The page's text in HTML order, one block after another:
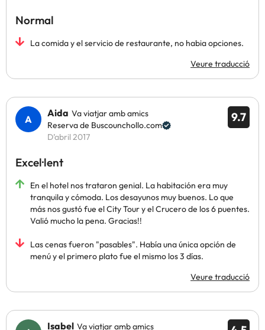
Normal
La comida y el servicio de restaurante, no habia opciones.
Veure traducció
9.7
Aida Va viatjar amb amics
Reserva de Buscounchollo.com
D’abril 2017
Excel·lent
En el hotel nos trataron genial. La habitación era muy
tranquila y cómoda. Los desayunos muy buenos. Lo que
más nos gustó fue el City Tour y el Crucero de los 6 puentes.
Valió mucho la pena. Gracias!!
Las cenas fueron "pasables". Había una única opción de
menú y el primero plato fue el mismo los 3 días.
Veure traducció
Isabel Va viatjar amb amics